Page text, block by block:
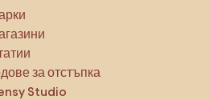
за отстъпка
Studio